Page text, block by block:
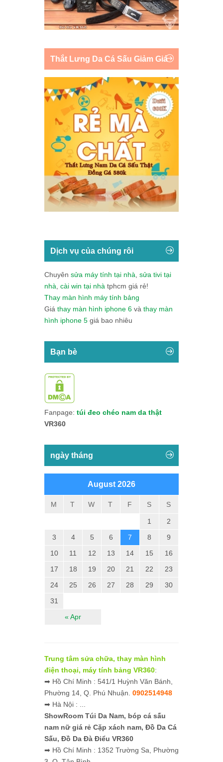
Thắt Lưng Da Cá Sấu Giảm Giá
Dịch vụ của chúng rôi
Chuyên sửa máy tính tại nhà, sửa tivi tại
nhà, cài win tại nhà tphcm giá rẻ!
Thay màn hình máy tính bảng
Giá thay màn hình iphone 6 và thay màn
hình iphone 5 giá bao nhiêu
Bạn bè
Fanpage: túi đeo chéo nam da thật
VR360
ngày tháng
August 2026
M T W T F S S
« Apr
1
2
3
4 5 6 7 8
9
10
11 12 13 14 15
16
17
18 19 20 21 22
23
24
25 26 27 28 29
30
31
Trung tâm sửa chữa, thay màn hình
điện thoại, máy tính bảng VR360:
➡ Hồ Chí Minh : 541/1 Huỳnh Văn Bánh,
Phường 14, Q. Phú Nhuận. 0902514948
➡ Hà Nội : ...
ShowRoom Túi Da Nam, bóp cá sấu
nam nữ giá rẻ Cặp xách nam, Đồ Da Cá
Sấu, Đồ Da Đà Điểu VR360
➡ Hồ Chí Minh : 1352 Trường Sa, Phường